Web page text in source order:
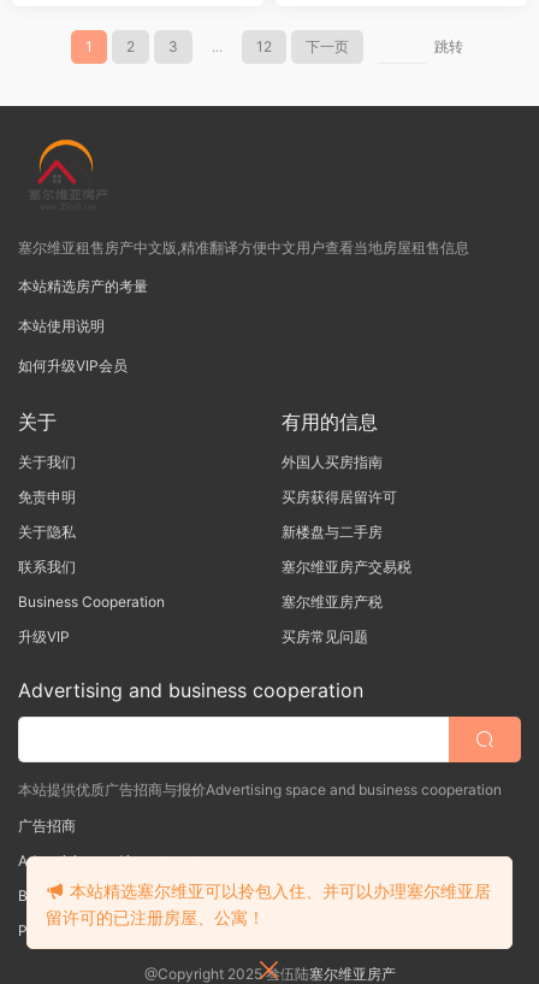
1 2 3 ... 12 下一页 跳转
塞尔维亚租售房产中文版,精准翻译方便中文用户查看当地房屋租售信息
本站精选房产的考量
本站使用说明
如何升级VIP会员
关于
关于我们
免责申明
关于隐私
联系我们
Business Cooperation
升级VIP
有用的信息
外国人买房指南
买房获得居留许可
新楼盘与二手房
塞尔维亚房产交易税
塞尔维亚房产税
买房常见问题
Advertising and business cooperation
本站提供优质广告招商与报价Advertising space and business cooperation
广告招商
Advertising and investment
Business Cooperation
Poslovna saradnja
@Copyright 2025 叁伍陆塞尔维亚房产
本站精选塞尔维亚可以拎包入住、并可以办理塞尔维亚居
留许可的已注册房屋、公寓！